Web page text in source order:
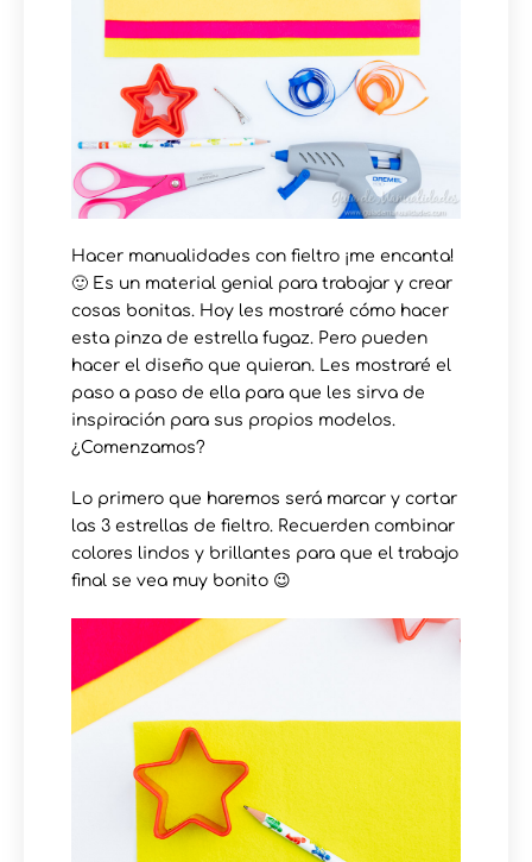
Hacer manualidades con fieltro ¡me encanta!
🙂 Es un material genial para trabajar y crear
cosas bonitas. Hoy les mostraré cómo hacer
esta pinza de estrella fugaz. Pero pueden
hacer el diseño que quieran. Les mostraré el
paso a paso de ella para que les sirva de
inspiración para sus propios modelos.
¿Comenzamos?
Lo primero que haremos será marcar y cortar
las 3 estrellas de fieltro. Recuerden combinar
colores lindos y brillantes para que el trabajo
final se vea muy bonito 😉